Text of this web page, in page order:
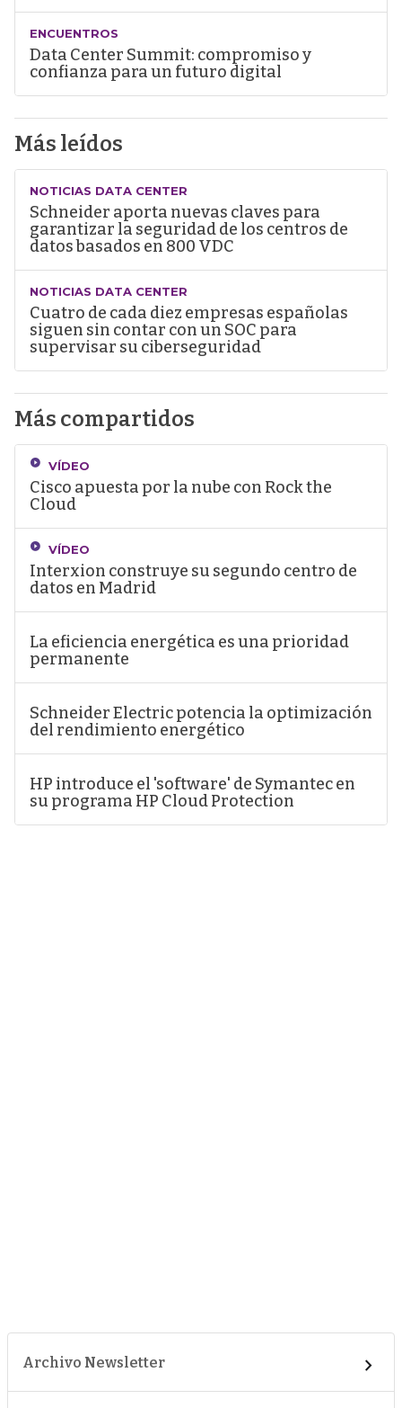
ENCUENTROS
Data Center Summit: compromiso y
confianza para un futuro digital
Más leídos
NOTICIAS DATA CENTER
Schneider aporta nuevas claves para
garantizar la seguridad de los centros de
datos basados en 800 VDC
NOTICIAS DATA CENTER
Cuatro de cada diez empresas españolas
siguen sin contar con un SOC para
supervisar su ciberseguridad
Más compartidos
VÍDEO
Cisco apuesta por la nube con Rock the
Cloud
VÍDEO
Interxion construye su segundo centro de
datos en Madrid
La eficiencia energética es una prioridad
permanente
Schneider Electric potencia la optimización
del rendimiento energético
HP introduce el 'software' de Symantec en
su programa HP Cloud Protection
Archivo Newsletter